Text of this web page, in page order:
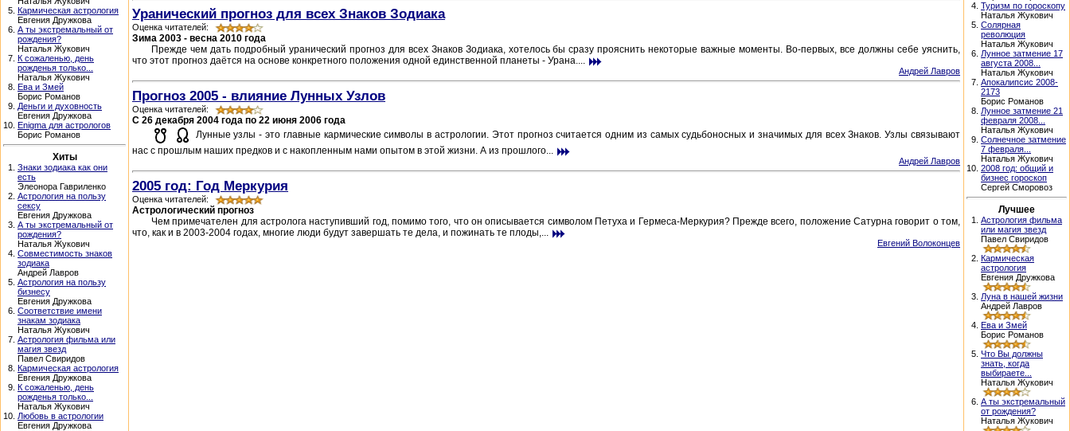
5. Кармическая астрология
Евгения Дружкова
6. А ты экстремальный от
рождения?
Наталья Жукович
7. К сожаленью, день
рожденья только...
Наталья Жукович
8. Ева и Змей
Борис Романов
9. Деньги и духовность
Евгения Дружкова
10. Enigma для астрологов
Борис Романов
Хиты
1. Знаки зодиака как они
есть
Элеонора Гавриленко
2. Астрология на пользу
сексу
Евгения Дружкова
3. А ты экстремальный от
рождения?
Наталья Жукович
4. Совместимость знаков
зодиака
Андрей Лавров
5. Астрология на пользу
бизнесу
Евгения Дружкова
6. Соответствие имени
знакам зодиака
Наталья Жукович
7. Астрология фильма или
магия звезд
Павел Свиридов
8. Кармическая астрология
Евгения Дружкова
9. К сожаленью, день
рожденья только...
Наталья Жукович
10. Любовь в астрологии
Евгения Дружкова
Уранический прогноз для всех Знаков Зодиака
Оценка читателей:
Зима 2003 - весна 2010 года
Прежде чем дать подробный уранический прогноз для всех Знаков Зодиака, хотелось бы сразу прояснить некоторые важные моменты. Во-первых, все должны себе уяснить,
что этот прогноз даётся на основе конкретного положения одной единственной планеты - Урана....
Андрей Лавров
Прогноз 2005 - влияние Лунных Узлов
Оценка читателей:
C 26 декабря 2004 года по 22 июня 2006 года
Лунные узлы - это главные кармические символы в астрологии. Этот прогноз считается одним из самых судьбоносных и значимых для всех Знаков. Узлы связывают
нас с прошлым наших предков и с накопленным нами опытом в этой жизни. А из прошлого...
Андрей Лавров
2005 год: Год Меркурия
Оценка читателей:
Астрологический прогноз
Чем примечателен для астролога наступивший год, помимо того, что он описывается символом Петуха и Гермеса-Меркурия? Прежде всего, положение Сатурна говорит о том,
что, как и в 2003-2004 годах, многие люди будут завершать те дела, и пожинать те плоды,...
Евгений Волоконцев
4. Туризм по гороскопу
Наталья Жукович
5. Солярная
революция
Наталья Жукович
6. Лунное затмение 17
августа 2008...
Наталья Жукович
7. Апокалипсис 2008-
2173
Борис Романов
8. Лунное затмение 21
февраля 2008...
Наталья Жукович
9. Солнечное затмение
7 февраля...
Наталья Жукович
10. 2008 год: общий и
бизнес гороскоп
Сергей Сморовоз
Лучшее
1. Астрология фильма
или магия звезд
Павел Свиридов
2. Кармическая
астрология
Евгения Дружкова
3. Луна в нашей жизни
Андрей Лавров
4. Ева и Змей
Борис Романов
5. Что Вы должны
знать, когда
выбираете...
Наталья Жукович
6. А ты экстремальный
от рождения?
Наталья Жукович